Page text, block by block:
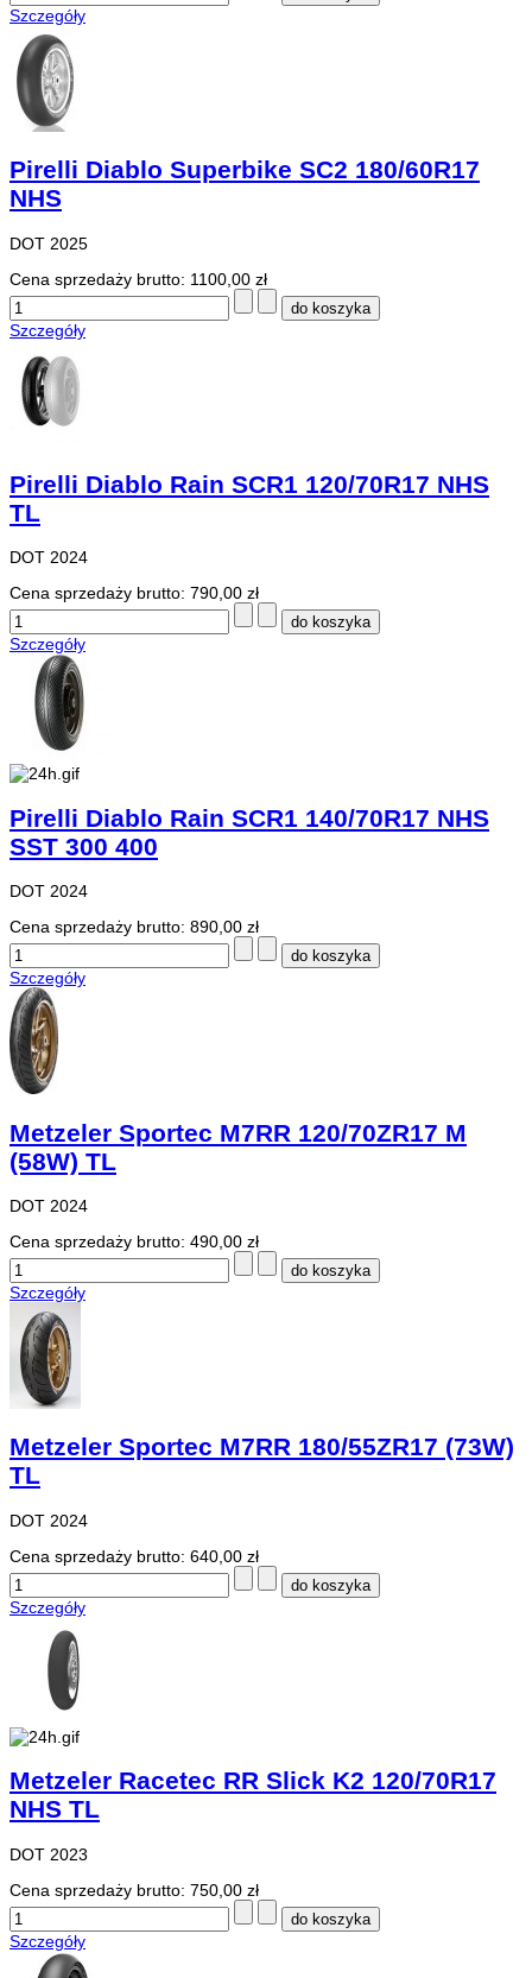
Szczegóły
Pirelli Diablo Superbike SC2 180/60R17
NHS
DOT 2025
Cena sprzedaży brutto: 1100,00 zł
Szczegóły
Pirelli Diablo Rain SCR1 120/70R17 NHS
TL
DOT 2024
Cena sprzedaży brutto: 790,00 zł
Szczegóły
Pirelli Diablo Rain SCR1 140/70R17 NHS
SST 300 400
DOT 2024
Cena sprzedaży brutto: 890,00 zł
Szczegóły
Metzeler Sportec M7RR 120/70ZR17 M
(58W) TL
DOT 2024
Cena sprzedaży brutto: 490,00 zł
Szczegóły
Metzeler Sportec M7RR 180/55ZR17 (73W)
TL
DOT 2024
Cena sprzedaży brutto: 640,00 zł
Szczegóły
Metzeler Racetec RR Slick K2 120/70R17
NHS TL
DOT 2023
Cena sprzedaży brutto: 750,00 zł
Szczegóły